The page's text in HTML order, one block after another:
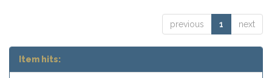
previous 1 next
Item hits: